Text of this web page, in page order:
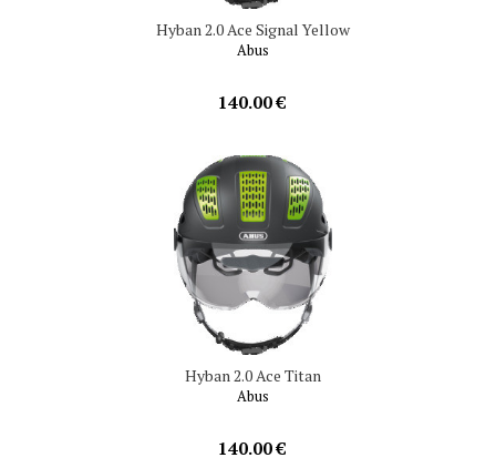
Hyban 2.0 Ace Signal Yellow
Abus
140.00 €
Hyban 2.0 Ace Titan
Abus
140.00 €